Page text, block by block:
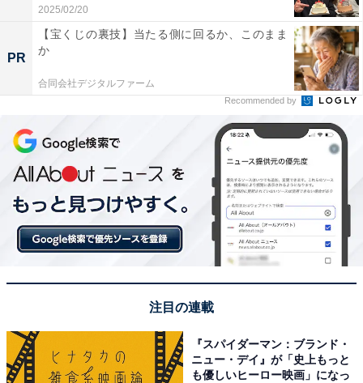
2025/02/20
PR
【宝くじの裏技】当たる側に回るか、このまま
か
合同会社デジタルファーム
Recommended by
注目の連載
『スパイダーマン：ブランド・
ニュー・デイ』が「史上もっと
も優しいヒーロー映画」になっ